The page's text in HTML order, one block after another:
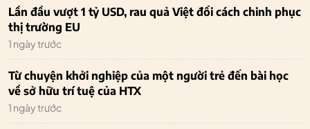
Lần đầu vượt 1 tỷ USD, rau quả Việt đổi cách chinh phục
thị trường EU
1 ngày trước
Từ chuyện khởi nghiệp của một người trẻ đến bài học
về sở hữu trí tuệ của HTX
1 ngày trước